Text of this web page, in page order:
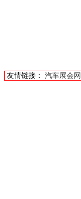
友情链接： 汽车展会网